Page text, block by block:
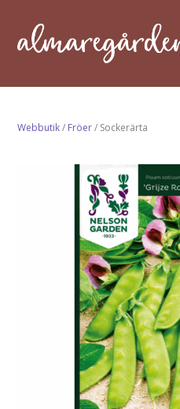
Webbutik/ Fröer/ Sockerärta